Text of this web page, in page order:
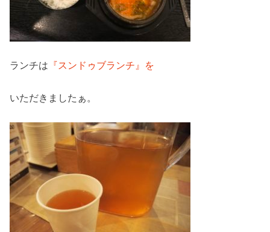
ランチは 『スンドゥブランチ』を
いただきましたぁ。